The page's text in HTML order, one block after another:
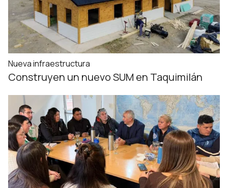
Nueva infraestructura
Construyen un nuevo SUM en Taquimilán